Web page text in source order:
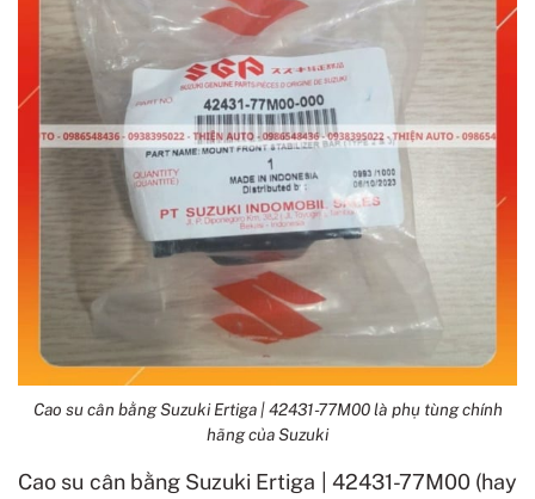
Cao su cân bằng Suzuki Ertiga | 42431-77M00 là phụ tùng chính
hãng của Suzuki
Cao su cân bằng Suzuki Ertiga | 42431-77M00 (hay